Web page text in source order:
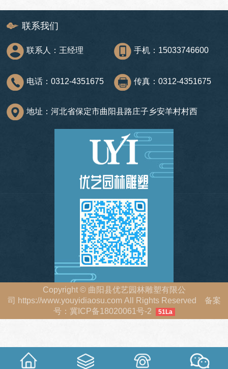
联系我们
联系人：王经理 手机：15033746600
电话：0312-4351675 传真：0312-4351675
地址：河北省保定市曲阳县路庄子乡安羊村村西
Copyright ©曲阳县优艺园林雕塑有限公
司 https://www.youyidiaosu.comAll Rights Reserved 备案
号： 冀ICP备18020061号-2 51La
冀公网安备 13063402000213号